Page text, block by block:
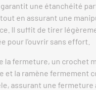
garantit une étanchéité
en assurant une
Il suffit de tirer
pour l’ouvrir sans effort.
la fermeture, un crochet
et la ramène fermement
assurant une